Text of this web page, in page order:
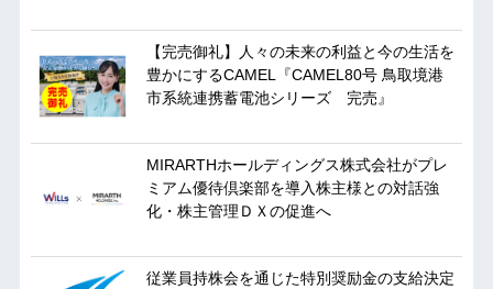
【完売御礼】人々の未来の利益と今の生活を
豊かにするCAMEL『CAMEL80号 鳥取境港
市系統連携蓄電池シリーズ 完売』
MIRARTHホールディングス株式会社がプレ
ミアム優待倶楽部を導入株主様との対話強
化・株主管理ＤＸの促進へ
従業員持株会を通じた特別奨励金の支給決定